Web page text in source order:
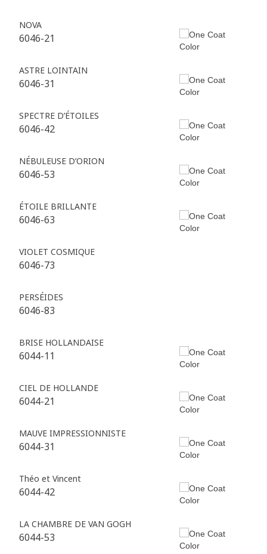
NOVA
6046-21
ASTRE LOINTAIN
6046-31
SPECTRE D’ÉTOILES
6046-42
NÉBULEUSE D’ORION
6046-53
ÉTOILE BRILLANTE
6046-63
VIOLET COSMIQUE
6046-73
PERSÉIDES
6046-83
BRISE HOLLANDAISE
6044-11
CIEL DE HOLLANDE
6044-21
MAUVE IMPRESSIONNISTE
6044-31
Théo et Vincent
6044-42
LA CHAMBRE DE VAN GOGH
6044-53